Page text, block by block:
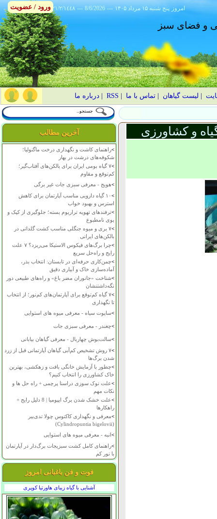
٢١/٢/١٤٤٨ --- 8/6/2026 --- ۱۴۰۵ پنج شنبه ۱۵ مرداد امروز
و فضای سبز
لیست گیاهان |تماس با ما RSS
|درباره ما
آخرین مطالب
>راهنمای کاشت و نگهداری درخت ماگنولیا؛
شکوفه‌های درشت در بهار
>
۷ گیاه بومی ایران برای بالکن‌های آفتاب‌گیر؛
کم‌توقع و مقاوم
>هویج - معرفی سبزی جات غیر برگی
>
۱۰ گیاه دارویی مناسب آپارتمان برای کاهش
استرس و بهبود خواب
>ترفندهای تهویه تراریوم بسته؛ جلوگیری از کپک و
بوی نامطبوع
>
۷ بری و میوه جنگلی مناسب کشت گلدانی در
بالکن‌های ایرانی
>
چرا برگ‌های فیکوس الاستیکا می‌ریزد؟ ۷ علت
رایج و راه‌حل سریع
>چمن‌کاری حرفه‌ای در تابستان: انتخاب بذر،
آماده‌سازی خاک و آبیاری دقیق
>شناخت «جانوران مضر باغ» و راه‌های طبیعی دور
نگه‌داشتنشان
>
۷ گیاه کم‌توقع برای آپارتمان‌های کم‌نور؛ از انتخاب
تا نگهداری
>ساپوت سیاه - معرفی میوه های استوایی
>چغندر - معرفی سبزی جات
>سالت‌بوش چهاربال - معرفی گیاهان بیابانی
>
۷ روش تشخیص کم‌آبی گیاهان آپارتمانی قبل از زرد
شدن برگ‌ها
>چطور با آزمایش خانگی بافت و زهکشی، بهترین
خاک کشاورزی را انتخاب کنیم؟
>علت نوک سوزی دراسنا پرچمی + راه حل ها و
نکات مهم
>
علت خشک شدن برگ ایپومیا | 8 دلیل رایج +
راهکارها
>معرفی و نگهداری کاکتوس چولا تدی‌بیر
(Cylindropuntia bigelovii)
>انبه - معرفی میوه های استوایی
>راهنمای کامل کشت سبزیجات برگ‌دار در آپارتمان
با نور کم
فوت و فن باغبانی امروز
آشنایی با گیاه زیبای هاورتیا کوپری
و کشاورزی
ورود / عضویت